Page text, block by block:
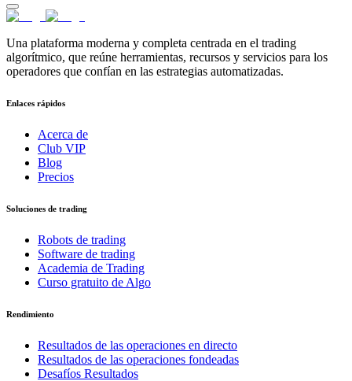
Una plataforma moderna y completa centrada en el trading
algorítmico, que reúne herramientas, recursos y servicios para los
operadores que confían en las estrategias automatizadas.
Enlaces rápidos
Acerca de
Club VIP
Blog
Precios
Soluciones de trading
Robots de trading
Software de trading
Academia de Trading
Curso gratuito de Algo
Rendimiento
Resultados de las operaciones en directo
Resultados de las operaciones fondeadas
Desafíos Resultados